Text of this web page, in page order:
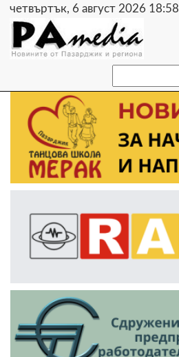
четвъртък, 6 август 2026 18:58